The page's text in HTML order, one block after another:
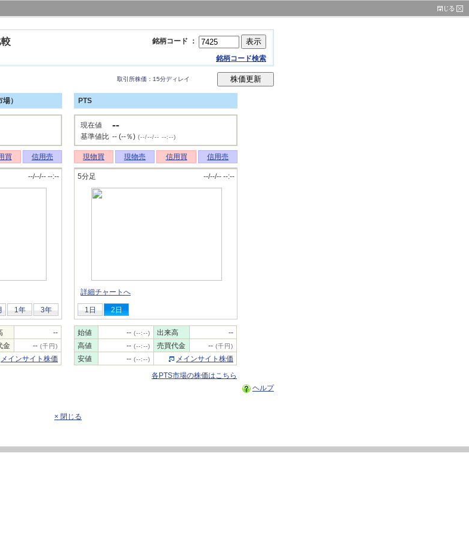
銘柄コード ：
銘柄コード検索
取引所株価：15分ディレイ
）
買 信用売
--/--/-- --:--
1年 3年
--
金 -- (千円)
メインサイト株価
PTS
現在値 --
基準値比 -- (--％) (--/--/-- --:--)
現物買 現物売 信用買 信用売
5分足 --/--/-- --:--
詳細チャートへ
1日 2日
始値 -- (--:--) 出来高
--
高値
-- (--:--) 売買代金 -- (千円)
安値 -- (--:--)
メインサイト株価
各PTS市場の株価はこちら
ヘルプ
× 閉じる